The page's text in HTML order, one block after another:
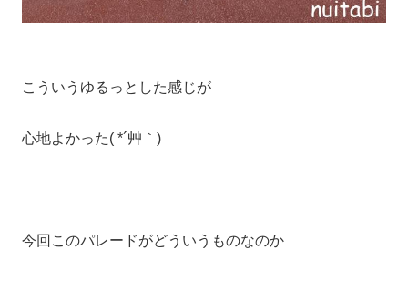
こういうゆるっとした感じが
心地よかった( *´艸｀)
今回このパレードがどういうものなのか